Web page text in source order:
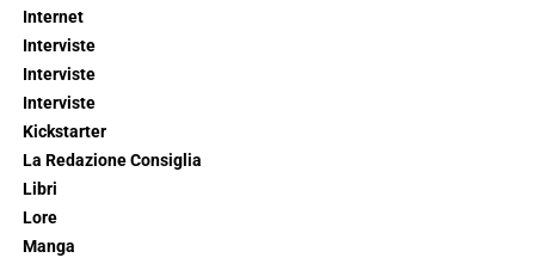
Internet
Interviste
Interviste
Interviste
Kickstarter
La Redazione Consiglia
Libri
Lore
Manga